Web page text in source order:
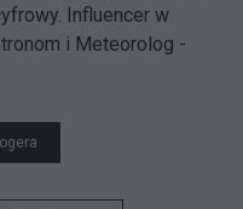
Influencer w
i Meteorolog -